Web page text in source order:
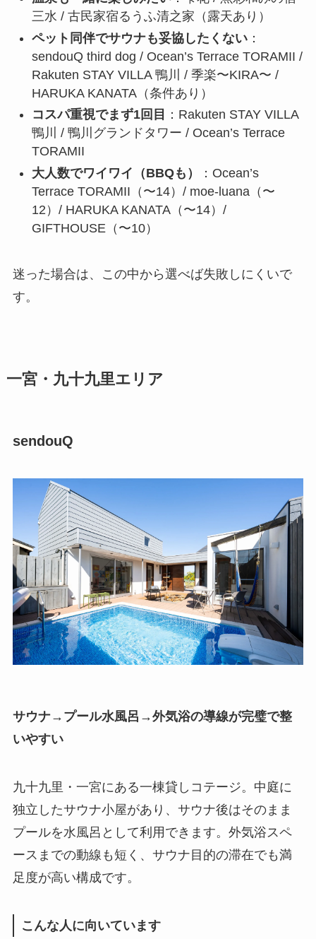
三水 / 古民家宿るうふ清之家（露天あり）
ペット同伴でサウナも妥協したくない：
sendouQ third dog / Ocean’s Terrace TORAMII /
Rakuten STAY VILLA 鴨川 / 季楽〜KIRA〜 /
HARUKA KANATA（条件あり）
コスパ重視でまず1回目
：Rakuten STAY VILLA
鴨川 / 鴨川グランドタワー / Ocean’s Terrace
TORAMII
大人数でワイワイ（BBQも）
：Ocean’s
Terrace TORAMII（〜14）/ moe-luana（〜
12）/ HARUKA KANATA（〜14）/
GIFTHOUSE（〜10）
迷った場合は、この中から選べば失敗しにくいで
す。
一宮・九十九里エリア
sendouQ
サウナ→プール水風呂→外気浴の導線が完璧で整
いやすい
九十九里・一宮にある一棟貸しコテージ。中庭に
独立したサウナ小屋があり、サウナ後はそのまま
プールを水風呂として利用できます。外気浴スペ
ースまでの動線も短く、サウナ目的の滞在でも満
足度が高い構成です。
こんな人に向いています